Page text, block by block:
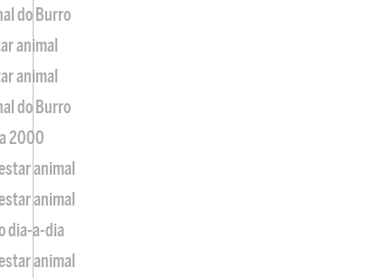
do Burro
animal
animal
do Burro
2000
animal
animal
dia-a-dia
animal